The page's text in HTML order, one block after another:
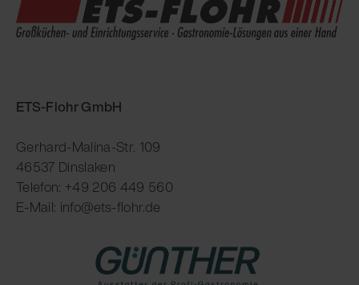
ETS-Flohr GmbH
Gerhard-Malina-Str. 109
46537 Dinslaken
Telefon: +49 206 449 560
E-Mail: info@ets-flohr.de